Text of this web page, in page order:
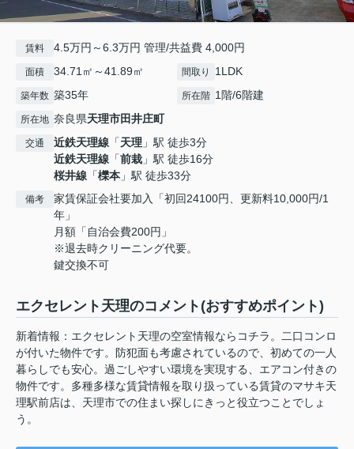
賃料 4.5万円～6.3万円 管理/共益費 4,000円
面積 34.71㎡～41.89㎡ 間取り 1LDK
築年数 築35年 所在階 1階/6階建
所在地 奈良県天理市田井庄町
交通 近鉄天理線 「天理 」駅 徒歩3分
近鉄天理線 「前栽 」駅 徒歩16分
桜井線 「櫟本 」駅 徒歩33分
備考
家賃保証会社要加入「初回24100円、更新料10,000円/1
年」
月額「自治会費200円」
※退去時クリーニング代要。
鍵交換不可
エクセレント天理のコメント(おすすめポイント)
新着情報：エクセレント天理の空室情報ならコチラ。二口コンロ
が付いた物件です。防犯面も考慮されているので、初めての一人
暮らしでも安心。過ごしやすい環境を実現する、エアコン付きの
物件です。多種多様な賃貸情報を取り扱っている賃貸のマサキ天
理駅前店は、天理市での住まい探しにきっと役立つことでしょ
う。